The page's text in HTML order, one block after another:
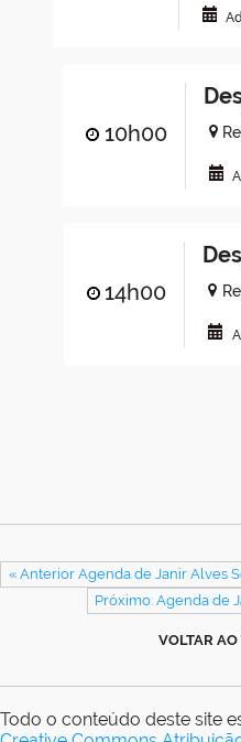
10h00
14h00
« Anterior Agenda de Janir Alves
Próximo: Agenda de
VOLTAR AO
Todo o conteúdo deste site